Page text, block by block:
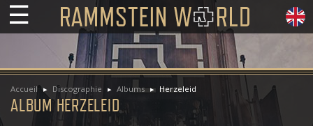
☰
Accueil Discographie Albums Herzeleid
ALBUM HERZELEID